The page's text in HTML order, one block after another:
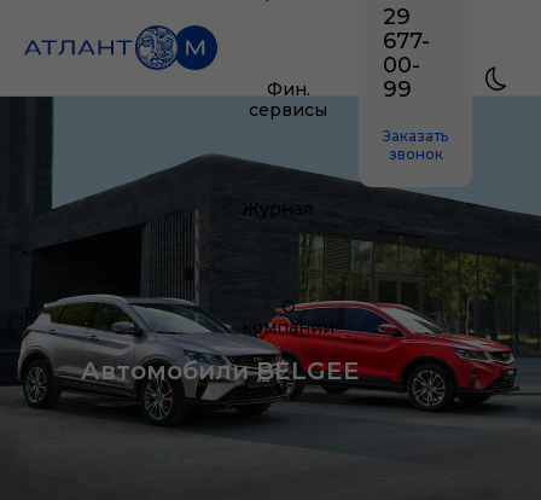
Фин.
сервисы
Журнал
О
компании
29
677-
00-
99
Заказать
звонок
Автомобили BELGEE